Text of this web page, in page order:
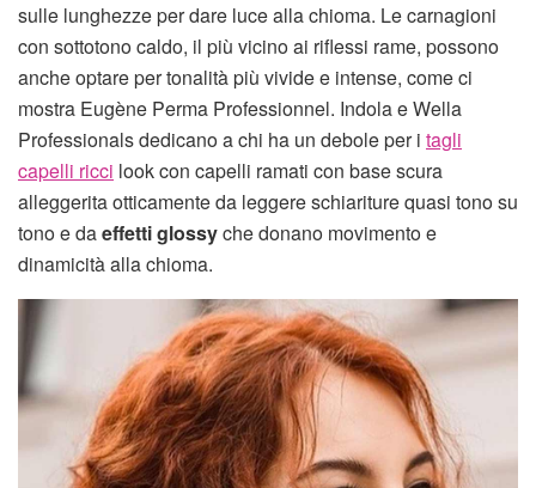
sulle lunghezze per dare luce alla chioma. Le carnagioni
con sottotono caldo, il più vicino ai riflessi rame, possono
anche optare per tonalità più vivide e intense, come ci
mostra Eugène Perma Professionnel. Indola e Wella
Professionals dedicano a chi ha un debole per i tagli
capelli ricci look con capelli ramati con base scura
alleggerita otticamente da leggere schiariture quasi tono su
tono e daeffetti glossyche donano movimento e
dinamicità alla chioma.